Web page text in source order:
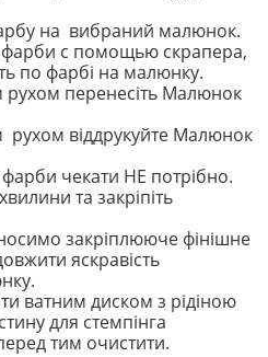
на вибраний малюнок.
фарби с помощью скрапера,
по фарбі на малюнку.
перенесіть Малюнок
віддрукуйте Малюнок
чекати НЕ потрібно.
та закріпіть
закріплююче фінішне
яскравість
ватним диском з рідіною
для стемпінга
тим очистити.